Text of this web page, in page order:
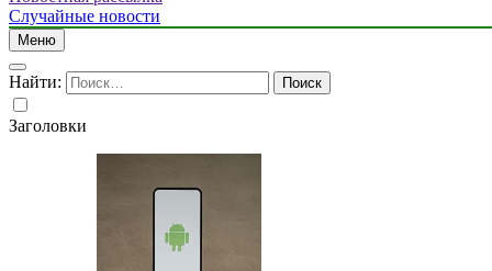
Случайные новости
Меню
Найти:
Заголовки